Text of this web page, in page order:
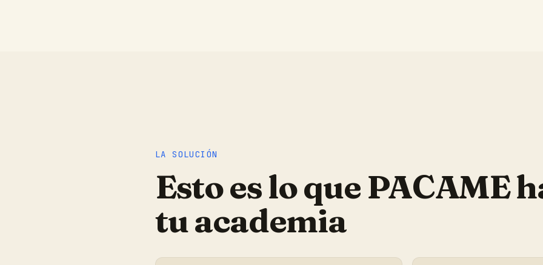
LA SOLUCIÓN
Esto es lo que PACAME
tuacademia